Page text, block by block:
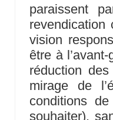
paraissent
vision
être à
réduction
mirage de
conditions
souhaiter),